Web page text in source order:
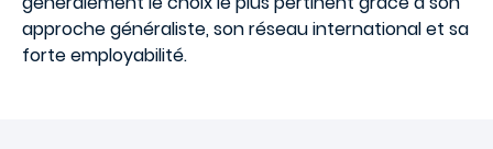
approche généraliste, son réseau international et sa
forte employabilité.